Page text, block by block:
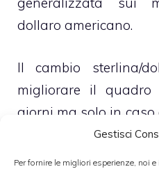
Gestisci
Per fornire le migliori esperienze, noi
dollaro americano.
Il cambio sterlina/
migliorare il quadro
giorni ma solo in caso
. Se ciò
avrebbe la possibilità